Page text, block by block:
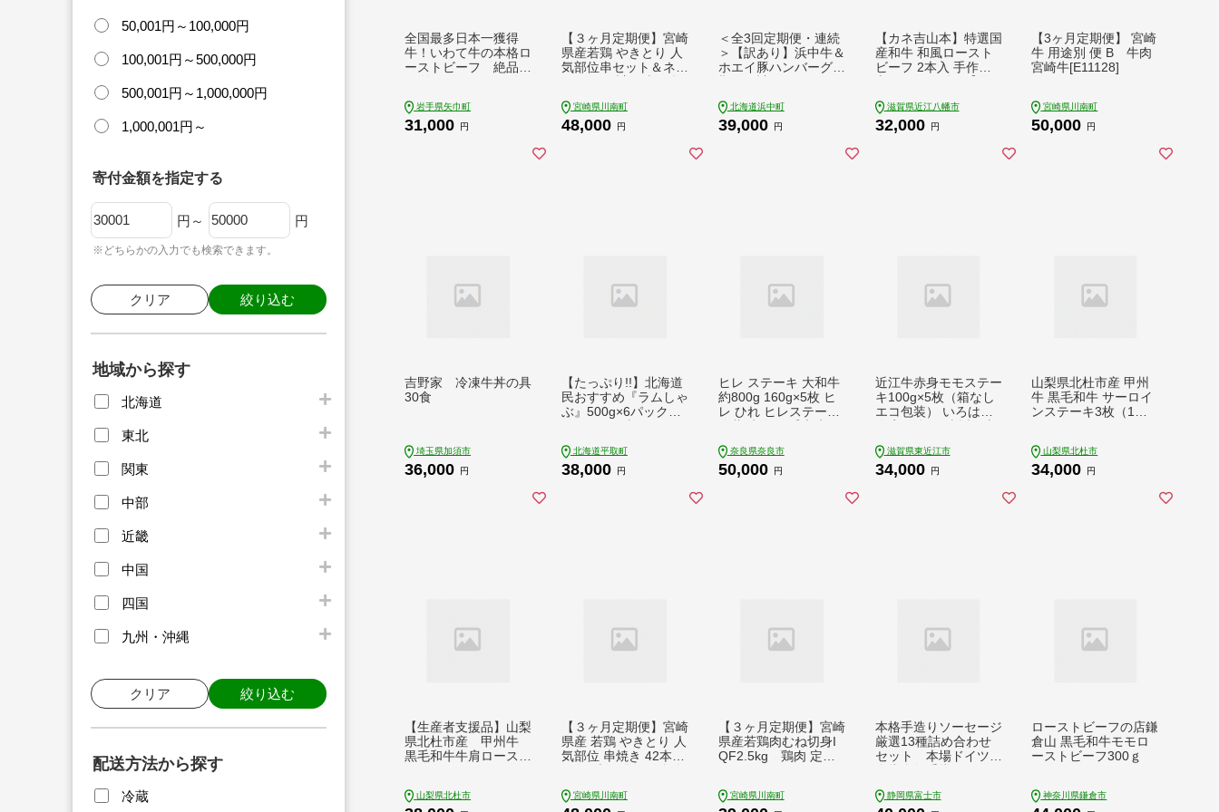
50,001円～100,000円
100,001円～500,000円
500,001円～1,000,000円
1,000,001円～
寄付金額を指定する
円～ 円
※どちらかの入力でも検索できます。
クリア 絞り込む
地域から探す
北海道
東北
関東
中部
近畿
中国
四国
九州・沖縄
クリア 絞り込む
配送方法から探す
冷蔵
全国最多日本一獲得
牛！いわて牛の本格ロ
ーストビーフ 絶品
波町の共通返礼品）
岩手県矢巾町
31,000 円
【３ヶ月定期便】宮崎
県産若鶏 やきとり 人
気部位串セット＆ネギ
05t3]
宮崎県川南町
48,000 円
＜全3回定期便・連続
＞【訳あり】浜中牛＆
ホエイ豚ハンバーグ定
北海道浜中町
39,000 円
【カネ吉山本】特選国
産和牛 和風ロースト
ビーフ 2本入 手作り
滋賀県近江八幡市
32,000 円
【3ヶ月定期便】 宮崎
牛 用途別 便 B 牛肉
宮崎牛[E11128]
宮崎県川南町
50,000 円
吉野家 冷凍牛丼の具
30食
埼玉県加須市
36,000 円
【たっぷり!!】北海道
民おすすめ『ラムしゃ
ぶ』500g×6パックタ
北海道平取町
38,000 円
ヒレ ステーキ 大和牛
約800g 160g×5枚 ヒ
レ ひれ ヒレステーキ
テーキ すてーき 人気
おすすめ お肉 肉 牛肉
奈良県奈良市
50,000 円
近江牛赤身モモステー
キ100g×5枚（箱なし
エコ包装） いろは精
テーキ 肉 牛肉 ブラン
ド牛 500g
滋賀県東近江市
34,000 円
山梨県北杜市産 甲州
牛 黒毛和牛 サーロイ
ンステーキ3枚（1枚2
山梨県北杜市
34,000 円
【生産者支援品】山梨
県北杜市産 甲州牛
黒毛和牛牛肩ロースす
山梨県北杜市
【３ヶ月定期便】宮崎
県産 若鶏 やきとり 人
気部位 串焼き 42本
3]宮崎県川南町
【３ヶ月定期便】宮崎
県産若鶏肉むね切身I
QF2.5kg 鶏肉 定期
宮崎県川南町
本格手造りソーセージ
厳選13種詰め合わせ
セット 本場ドイツで
静岡県富士市
ローストビーフの店鎌
倉山 黒毛和牛モモロ
ーストビーフ300ｇ
神奈川県鎌倉市